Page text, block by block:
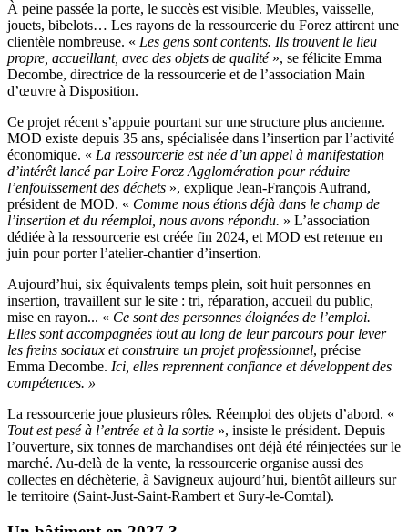
À peine passée la porte, le succès est visible. Meubles, vaisselle,
jouets, bibelots… Les rayons de la ressourcerie du Forez attirent une
clientèle nombreuse. « Les gens sont contents. Ils trouvent le lieu
propre, accueillant, avec des objets de qualité », se félicite Emma
Decombe, directrice de la ressourcerie et de l’association Main
d’œuvre à Disposition.
Ce projet récent s’appuie pourtant sur une structure plus ancienne.
MOD existe depuis 35 ans, spécialisée dans l’insertion par l’activité
économique. « La ressourcerie est née d’un appel à manifestation
d’intérêt lancé par Loire Forez Agglomération pour réduire
l’enfouissement des déchets », explique Jean-François Aufrand,
président de MOD. « Comme nous étions déjà dans le champ de
l’insertion et du réemploi, nous avons répondu. » L’association
dédiée à la ressourcerie est créée fin 2024, et MOD est retenue en
juin pour porter l’atelier-chantier d’insertion.
Aujourd’hui, six équivalents temps plein, soit huit personnes en
insertion, travaillent sur le site : tri, réparation, accueil du public,
mise en rayon... « Ce sont des personnes éloignées de l’emploi.
Elles sont accompagnées tout au long de leur parcours pour lever
les freins sociaux et construire un projet professionnel, précise
Emma Decombe. Ici, elles reprennent confiance et développent des
compétences. »
La ressourcerie joue plusieurs rôles. Réemploi des objets d’abord. «
Tout est pesé à l’entrée et à la sortie », insiste le président. Depuis
l’ouverture, six tonnes de marchandises ont déjà été réinjectées sur le
marché. Au-delà de la vente, la ressourcerie organise aussi des
collectes en déchèterie, à Savigneux aujourd’hui, bientôt ailleurs sur
le territoire (Saint-Just-Saint-Rambert et Sury-le-Comtal).